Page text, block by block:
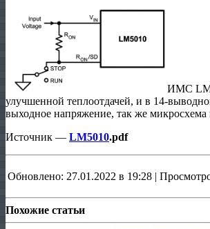
ИМС
улучшенной теплоотдачей, и в 14-
выходное напряжение, так же микросхема
Источник — LM5010.pdf
Обновлено: 27.01.2022 в 19:28 |
Похожие статьи